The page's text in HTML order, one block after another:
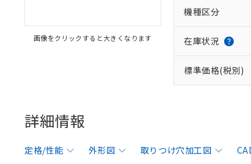
画像をクリックすると大きくなります
機種区分
在庫状況
標準価格(税別)
詳細情報
定格/性能 外形図 取りつけ穴加工図